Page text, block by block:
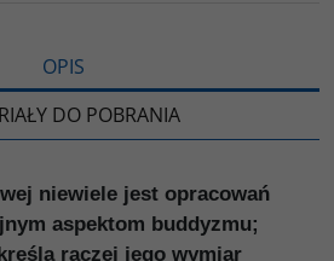
OPIS
DO POBRANIA
niewiele jest opracowań
aspektom buddyzmu;
raczej jego wymiar